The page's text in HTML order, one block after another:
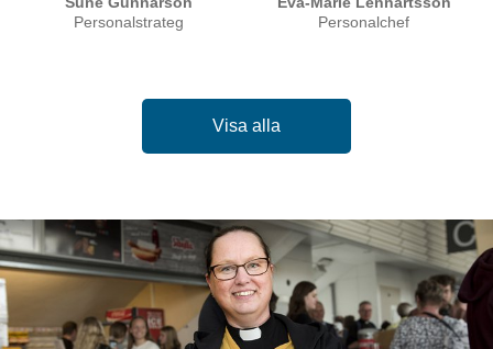
Personalstrateg
Personalchef
Visa alla